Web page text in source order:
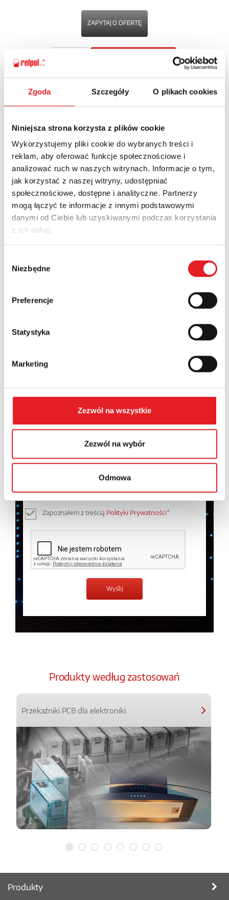
Zgoda Szczegóły O plikach cookies
Niniejsza strona korzysta z plików cookie
Wykorzystujemy pliki cookie do wybranych treści i
reklam, aby oferować funkcje społecznościowe i
analizować ruch w naszych witrynach. Informacje o tym,
jak korzystać z naszej witryny, udostępniać
społecznościowe, dostępne i analityczne. Partnerzy
mogą łączyć te informacje z innymi podstawowymi
danymi od Ciebie lub uzyskiwanymi podczas korzystania
z ich usług.
zgody
Niezbędne
Preferencje
Statystyka
Marketing
Zezwól na wszystkie
Zezwól na wybór
Odmowa
ZAPYTAJ O OFERTĘ
POWRÓT
Zapytaj o szczegóły oferty
Imię i nazwisko: *
Adres e-mail: *
Numer telefonu:
Wyrażam zgodę na przetwarzanie moich danych
temat przetwarzania danych osobowych w
prywatności.*
Zapoznałem z treścią Polityki Prywatności*
Produkty według zastosowań
Przekaźniki PCB dla elektroniki
Produkty